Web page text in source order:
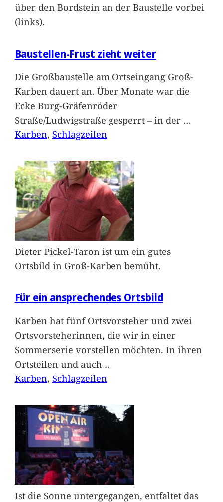
über den Bordstein an der Baustelle vorbei
(links).
Baustellen-Frust zieht weiter
Die Großbaustelle am Ortseingang Groß-
Karben dauert an. Über Monate war die
Ecke Burg-Gräfenröder
Straße/Ludwigstraße gesperrt – in der …
Karben, Schlagzeilen
Dieter Pickel-Taron ist um ein gutes
Ortsbild in Groß-Karben bemüht.
Für ein ansprechendes Ortsbild
Karben hat fünf Ortsvorsteher und zwei
Ortsvorsteherinnen, die wir in einer
Sommerserie vorstellen möchten. In ihren
Ortsteilen und auch …
Karben, Schlagzeilen
Ist die Sonne untergegangen, entfaltet das